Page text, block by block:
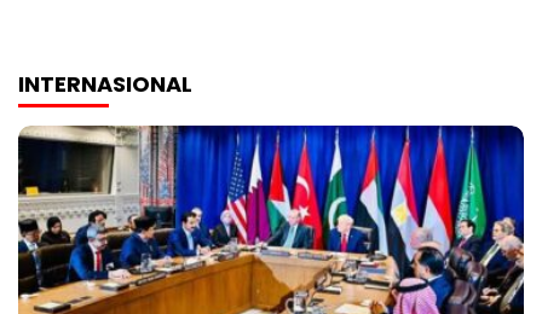
INTERNASIONAL